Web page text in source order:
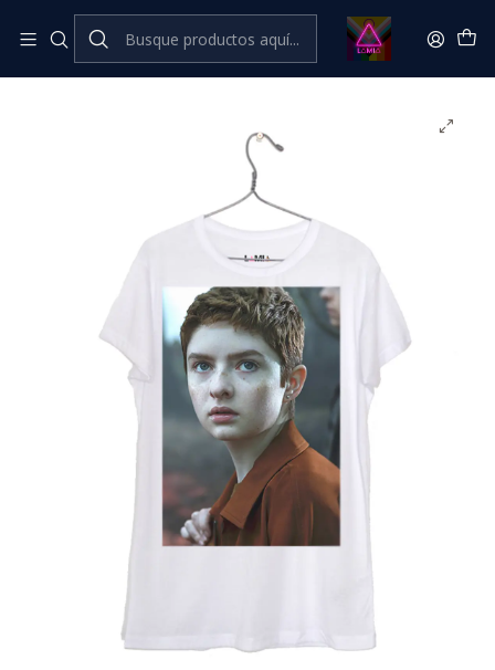
Inicio Catálogo Classic Cine Series y TV Classic
Theo / Sabrina #1